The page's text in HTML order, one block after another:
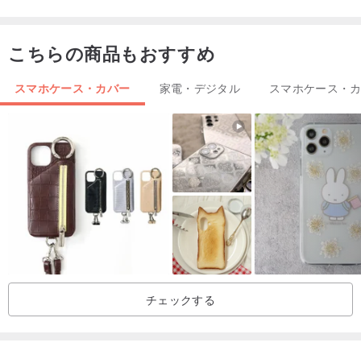
こちらの商品もおすすめ
スマホケース・カバー 家電・デジタル スマホケース・
チェックする